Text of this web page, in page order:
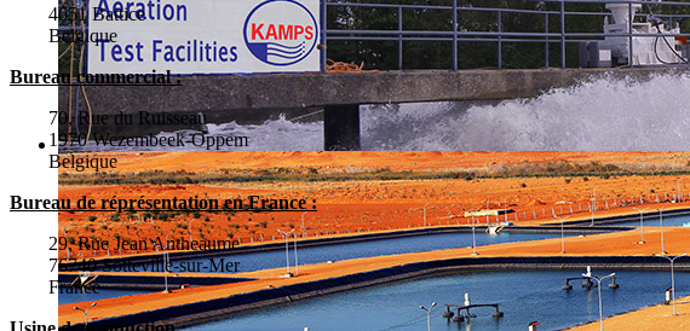
4651 Battice
Belgique
Bureau commercial :
70, Rue du Ruisseau
1970 Wezembeek-Oppem
Belgique
Bureau de réprésentation en France :
29, Rue Jean Antheaume
76740 Sotteville-sur-Mer
France